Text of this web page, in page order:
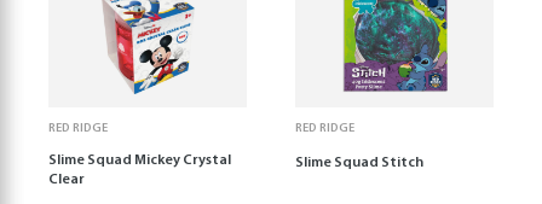
RED RIDGE
Slime Squad Mickey Crystal
Clear
RED RIDGE
Slime Squad Stitch